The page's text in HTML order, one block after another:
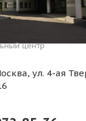
центр
ул. 4-ая